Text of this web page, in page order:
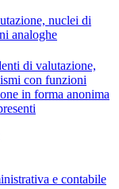
nuclei di
analoghe
di valutazione,
con funzioni
in forma anonima
e contabile